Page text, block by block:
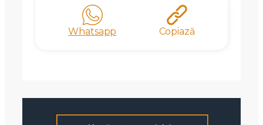
Whatsapp Copiază